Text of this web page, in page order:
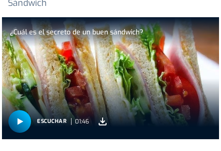
Sándwich
¿Cuál es el secreto de un buen sándwich?
ESCUCHAR 01:46